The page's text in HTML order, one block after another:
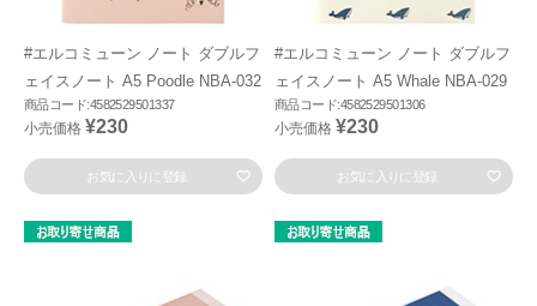
#エルコミューン ノート ダブルフ
ェイスノート A5 Poodle NBA-032
商品コード:4582529501337
小売価格 ¥230
お気に入りに登録
#エルコミューン ノート ダブルフ
ェイスノート A5 Whale NBA-029
商品コード:4582529501306
小売価格 ¥230
お気に入りに登録